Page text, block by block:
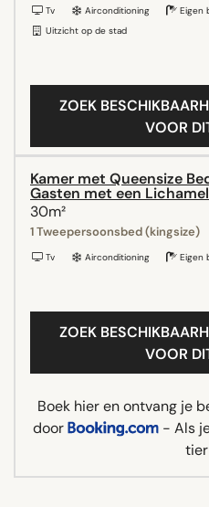
Tv Airconditioning Eigen
Uitzicht op de stad
ZOEK
VOOR
Kamer met Queensize
Gasten met een
30m²
1 Tweepersoonsbed (kingsize)
Tv Airconditioning Eigen
ZOEK
VOOR
Boek hier en ontvang je
door
- Als